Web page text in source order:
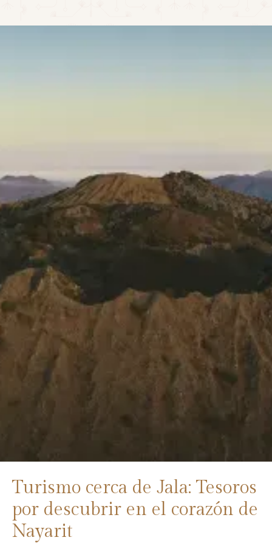
Turismo cerca de Jala: Tesoros
por descubrir en el corazón de
Nayarit